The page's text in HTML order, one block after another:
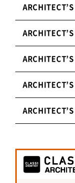
器具の存在
ることがで
プト。施工
ない。
3. 調光・調色
明るさや色
イプにも対
温度を落と
間演出にも
パナソニ